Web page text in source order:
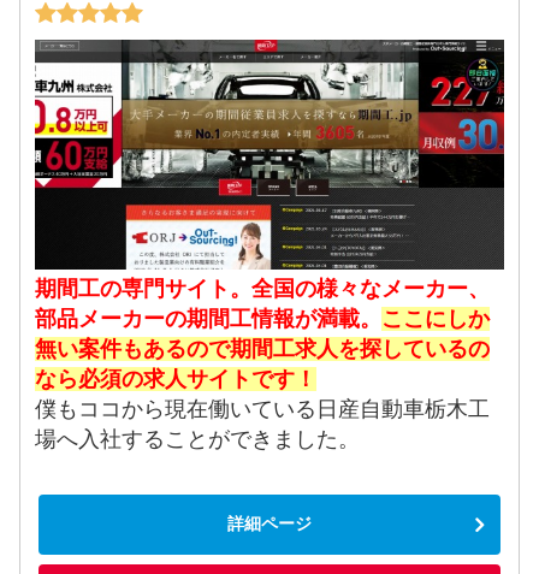
期間工の専門サイト。全国の様々なメーカー、
部品メーカーの期間工情報が満載。 ここにしか
無い案件もあるので期間工求人を探しているの
なら必須の求人サイトです！
僕もココから現在働いている日産自動車栃木工
場へ入社することができました。
詳細ページ